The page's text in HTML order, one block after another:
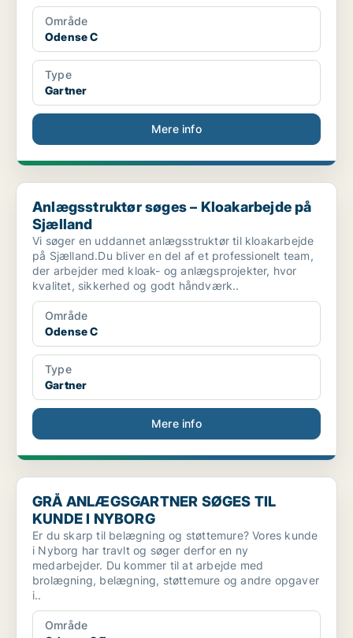
Område
Odense C
Type
Gartner
Mere info
Anlægsstruktør søges – Kloakarbejde på Sjælland
Anlægsstruktør søges – Kloakarbejde på
Sjælland
Vi søger en uddannet anlægsstruktør til kloakarbejde
på Sjælland.Du bliver en del af et professionelt team,
der arbejder med kloak- og anlægsprojekter, hvor
kvalitet, sikkerhed og godt håndværk..
Område
Odense C
Type
Gartner
Mere info
GRÅ ANLÆGSGARTNER SØGES TIL KUNDE I NYBORG
GRÅ ANLÆGSGARTNER SØGES TIL
KUNDE I NYBORG
Er du skarp til belægning og støttemure? Vores kunde
i Nyborg har travlt og søger derfor en ny
medarbejder. Du kommer til at arbejde med
brolægning, belægning, støttemure og andre opgaver
i..
Område